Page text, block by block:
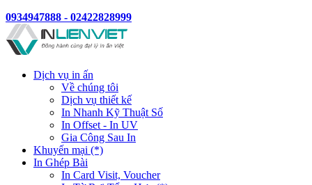
0934947888 - 02422828999
Dịch vụ in ấn
Về chúng tôi
Dịch vụ thiết kế
In Nhanh Kỹ Thuật Số
In Offset - In UV
Gia Công Sau In
Khuyến mại (*)
In Ghép Bài
In Card Visit, Voucher